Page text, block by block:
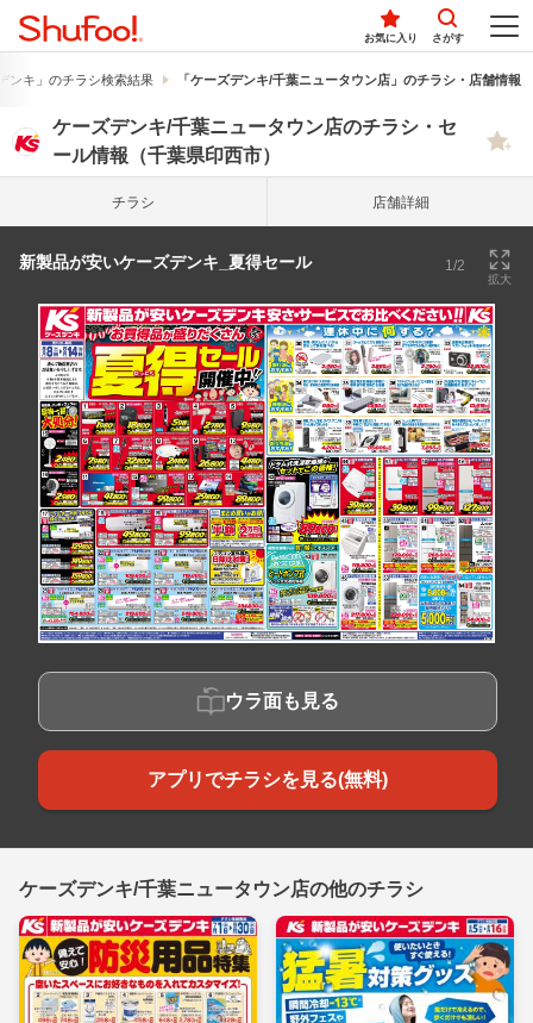
お気に入り さがす
ンキ」のチラシ検索結果 「ケーズデンキ/千葉ニュータウン店」のチラシ・店舗情報
ケーズデンキ/千葉ニュータウン店のチラシ・セ
ール情報（千葉県印西市）
チラシ 店舗詳細
新製品が安いケーズデンキ_夏得セール 1/2
拡大
ウラ面も見る
アプリでチラシを見る(無料)
ケーズデンキ/千葉ニュータウン店の他のチラシ